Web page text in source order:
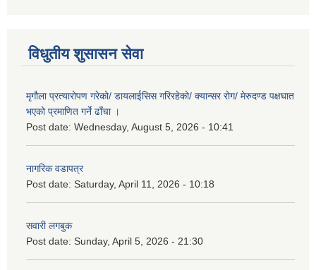
विधुतीय शुसासन सेवा
मृगौला प्रत्यारोपण गरेको/ डायलाईसिस गरिरहेको/ क्यान्सर रोग/ मेरुदण्ड पक्षघात
भएको प्रमाणित गर्ने ढाँचा ।
Post date: Wednesday, August 5, 2026 - 10:41
नागरिक वडापत्र
Post date: Saturday, April 11, 2026 - 10:18
सवारी लगबुक
Post date: Sunday, April 5, 2026 - 21:30